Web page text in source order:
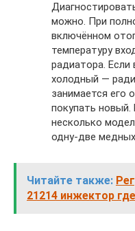
можно. При
включённом
температуру
радиатора. Если
холодный —
занимается его
покупать
несколько
одну-две
Читайте также:
21214 инжектор